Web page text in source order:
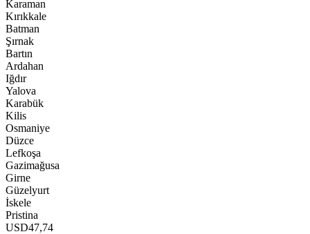
Karaman
Kırıkkale
Batman
Şırnak
Bartın
Ardahan
Iğdır
Yalova
Karabük
Kilis
Osmaniye
Düzce
Lefkoşa
Gazimağusa
Girne
Güzelyurt
İskele
Pristina
USD47,74